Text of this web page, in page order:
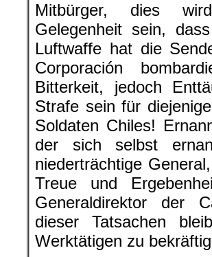
Mitbürger, dies
Gelegenheit sein,
Luftwaffe hat die
Corporación
Bitterkeit, jedoch
Strafe sein für
Soldaten Chiles!
der sich selbst
niederträchtige
Treue und
Generaldirektor der
dieser Tatsachen
Werktätigen zu